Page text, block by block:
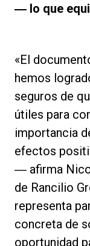
― lo que
«El
hemos
seguros de
útiles para
importancia
efectos
― afirma
de Rancilio
representa
concreta de
oportunidad